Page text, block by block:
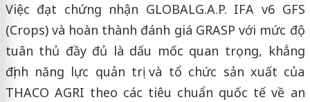
Việc đạt chứng nhận GLOBALG.A.P. IFA v6 GFS
(Crops) và hoàn thành đánh giá GRASP với mức độ
tuân thủ đầy đủ là dấu mốc quan trọng, khẳng
định năng lực quản trị và tổ chức sản xuất của
THACO AGRI theo các tiêu chuẩn quốc tế về an